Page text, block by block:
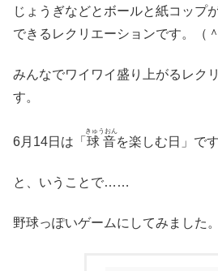
じょうぎなどとボールと紙コップ
できるレクリエーションです。（＾
みんなでワイワイ盛り上がるレク
す。
6月14日は「 球音
きゅうおん
を楽しむ日」です
と、いうことで……
野球っぽいゲームにしてみました